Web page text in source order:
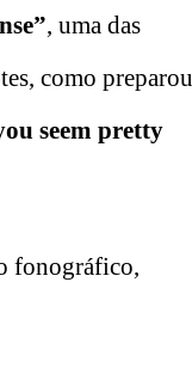
, uma das
como preparou
seem pretty
fonográfico,